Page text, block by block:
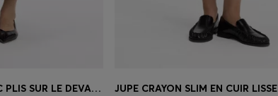
JUPE MIDI ÉVASÉE AVEC PLIS SUR LE DEVANT JUPE CRAYON SLIM EN CUIR LISSE